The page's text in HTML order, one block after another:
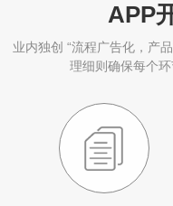
APP
业内独创 “流程广告化，产
理细则确保每个环